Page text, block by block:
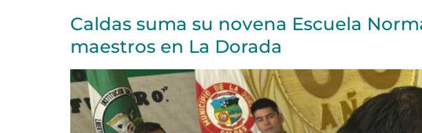
Caldas suma su novena Escuela
maestros en La Dorada